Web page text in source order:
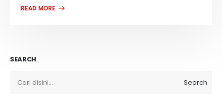
SEARCH
Search